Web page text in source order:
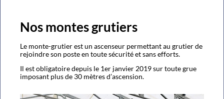
Nos montes grutiers
Le monte-grutier est un ascenseur permettant au grutier de
rejoindre son poste en toute sécurité et sans efforts.
Il est obligatoire depuis le 1er janvier 2019 sur toute grue
imposant plus de 30 mètres d’ascension.